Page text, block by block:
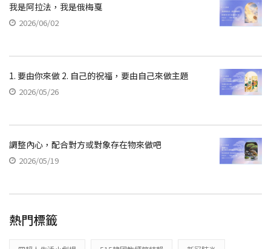
我是阿拉法，我是俄梅戛
2026/06/02
1. 要由你來做 2. 自己的祝福，要由自己來做主題
2026/05/26
調整內心，配合對方或對象存在物來做吧
2026/05/19
熱門標籤